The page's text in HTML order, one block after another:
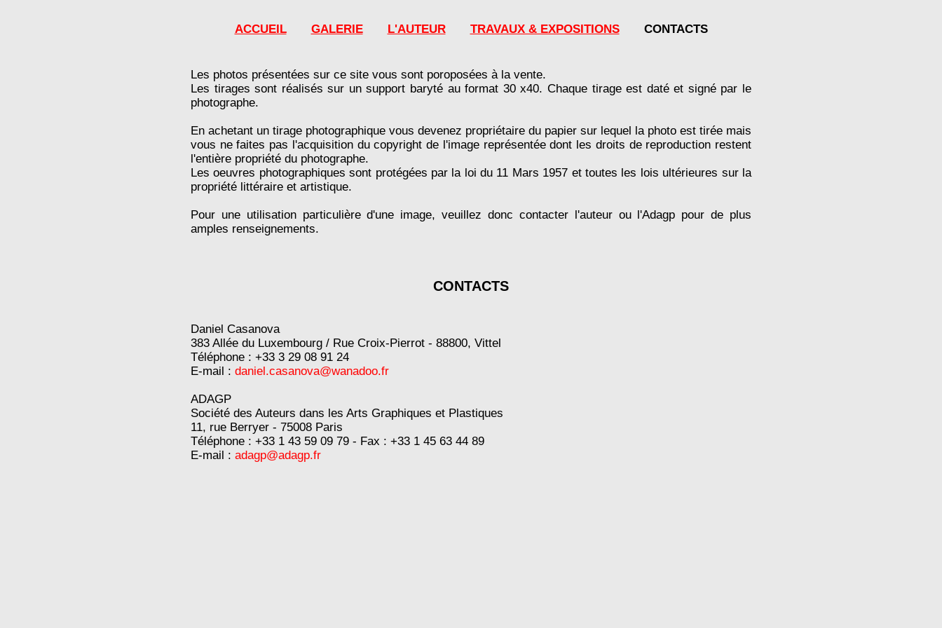
ACCUEIL GALERIE L'AUTEUR TRAVAUX & EXPOSITIONSCONTACTS
Les photos présentées sur ce site vous sont poroposées à la vente.
Les tirages sont réalisés sur un support baryté au format 30 x40. Chaque tirage est daté et signé par le
photographe.
En achetant un tirage photographique vous devenez propriétaire du papier sur lequel la photo est tirée mais
vous ne faites pas l'acquisition du copyright de l'image représentée dont les droits de reproduction restent
l'entière propriété du photographe.
Les oeuvres photographiques sont protégées par la loi du 11 Mars 1957 et toutes les lois ultérieures sur la
propriété littéraire et artistique.
Pour une utilisation particulière d'une image, veuillez donc contacter l'auteur ou l'Adagp pour de plus
amples renseignements.
CONTACTS
Daniel Casanova
383 Allée du Luxembourg / Rue Croix-Pierrot - 88800, Vittel
Téléphone : +33 3 29 08 91 24
E-mail : daniel.casanova@wanadoo.fr
ADAGP
Société des Auteurs dans les Arts Graphiques et Plastiques
11, rue Berryer - 75008 Paris
Téléphone : +33 1 43 59 09 79 - Fax : +33 1 45 63 44 89
E-mail : adagp@adagp.fr